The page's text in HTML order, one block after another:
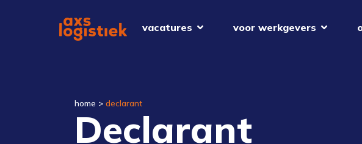
vacatures voor werkgevers
home > declarant
Declarant